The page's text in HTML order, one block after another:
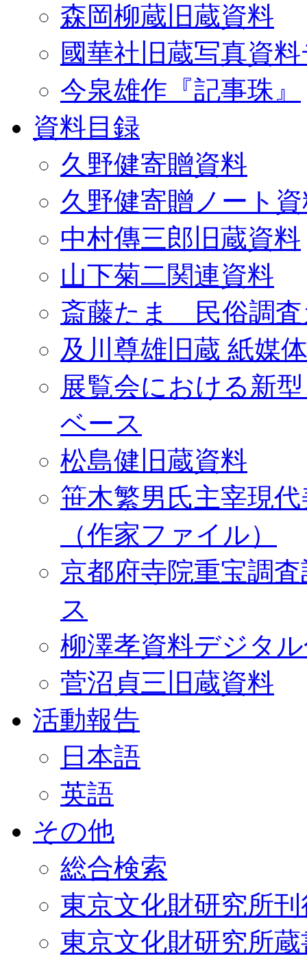
森岡柳蔵旧蔵資料
國華社旧蔵写真資
今泉雄作『記事珠』
資料目録
久野健寄贈資料
久野健寄贈ノート
中村傳三郎旧蔵資料
山下菊二関連資料
斎藤たま 民俗調査
及川尊雄旧蔵 紙媒
展覧会における新
ベース
松島健旧蔵資料
笹木繁男氏主宰現
（作家ファイル）
京都府寺院重宝調
ス
柳澤孝資料デジタ
菅沼貞三旧蔵資料
活動報告
日本語
英語
その他
総合検索
東京文化財研究所
東京文化財研究所